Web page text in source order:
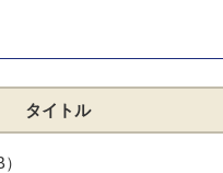
タイトル